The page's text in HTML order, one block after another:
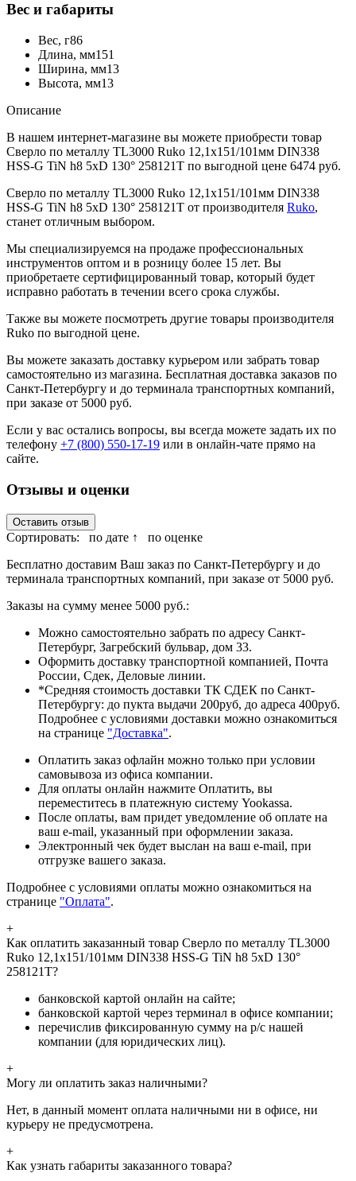
Вес и габариты
Вес, г86
Длина, мм151
Ширина, мм13
Высота, мм13
Описание
В нашем интернет-магазине вы можете приобрести товар
Сверло по металлу TL3000 Ruko 12,1x151/101мм DIN338
HSS-G TiN h8 5xD 130° 258121T по выгодной цене 6474 руб.
Сверло по металлу TL3000 Ruko 12,1x151/101мм DIN338
HSS-G TiN h8 5xD 130° 258121T от производителя Ruko,
станет отличным выбором.
Мы специализируемся на продаже профессиональных
инструментов оптом и в розницу более 15 лет. Вы
приобретаете сертифицированный товар, который будет
исправно работать в течении всего срока службы.
Также вы можете посмотреть другие товары производителя
Ruko по выгодной цене.
Вы можете заказать доставку курьером или забрать товар
самостоятельно из магазина. Бесплатная доставка заказов по
Санкт-Петербургу и до терминала транспортных компаний,
при заказе от 5000 руб.
Если у вас остались вопросы, вы всегда можете задать их по
телефону +7 (800) 550-17-19 или в онлайн-чате прямо на
сайте.
Отзывы и оценки
Оставить отзыв
Сортировать: по дате ↑
по оценке
Бесплатно доставим Ваш заказ по Санкт-Петербургу и до
терминала транспортных компаний, при заказе от 5000 руб.
Заказы на сумму менее 5000 руб.:
Можно самостоятельно забрать по адресу Санкт-
Петербург, Загребский бульвар, дом 33.
Оформить доставку транспортной компанией, Почта
России, Сдек, Деловые линии.
*Средняя стоимость доставки ТК СДЕК по Санкт-
Петербургу: до пукта выдачи 200руб, до адреса 400руб.
Подробнее с условиями доставки можно ознакомиться
на странице "Доставка".
Оплатить заказ офлайн можно только при условии
самовывоза из офиса компании.
Для оплаты онлайн нажмите Оплатить, вы
переместитесь в платежную систему Yookassa.
После оплаты, вам придет уведомление об оплате на
ваш e-mail, указанный при оформлении заказа.
Электронный чек будет выслан на ваш e-mail, при
отгрузке вашего заказа.
Подробнее с условиями оплаты можно ознакомиться на
странице "Оплата".
+
Как оплатить заказанный товар Сверло по металлу TL3000
Ruko 12,1x151/101мм DIN338 HSS-G TiN h8 5xD 130°
258121T?
банковской картой онлайн на сайте;
банковской картой через терминал в офисе компании;
перечислив фиксированную сумму на р/с нашей
компании (для юридических лиц).
+
Могу ли оплатить заказ наличными?
Нет, в данный момент оплата наличными ни в офисе, ни
курьеру не предусмотрена.
+
Как узнать габариты заказанного товара?